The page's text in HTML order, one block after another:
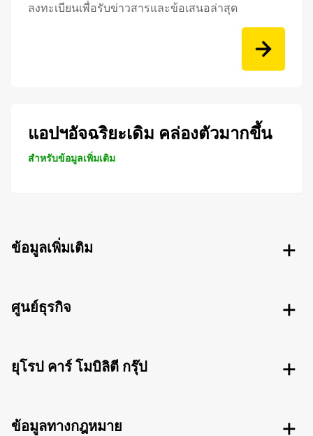
ลงทะเบียนเพื่อรับข่าวสารและข้อเสนอล่าสุด
แอปฯอัจฉริยะเดิม คล่องตัวมากขึ้น
สำหรับข้อมูลเพิ่มเติม
ข้อมูลเพิ่มเติม
ศูนย์ธุรกิจ
ยุโรป คาร์ โมบิลิตี กรุ๊ป
ข้อมูลทางกฎหมาย